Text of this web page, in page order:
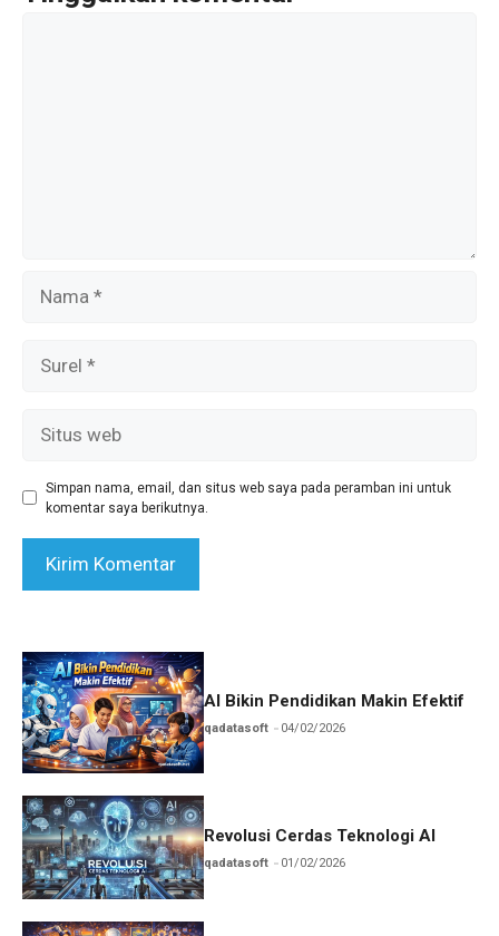
k
web
Simpan nama, email, dan situs web saya pada peramban ini untuk
komentar saya berikutnya.
AI Bikin Pendidikan Makin Efektif
qadatasoft 04/02/2026
Revolusi Cerdas Teknologi AI
qadatasoft 01/02/2026